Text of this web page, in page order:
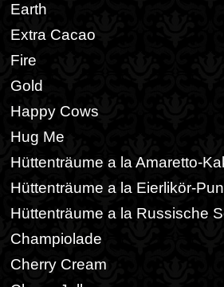
Earth
Extra Cacao
Fire
Gold
Happy Cows
Hug Me
Hüttenträume a la Amaretto-
Hüttenträume a la Eierlikör-
Hüttenträume a la Russische
Champiolade
Cherry Cream